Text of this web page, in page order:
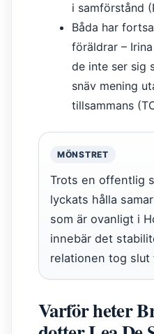
i samförstånd
Båda har
föräldrar –
de inte ser sig
snäv mening
tillsammans
MÖNSTRET
Trots en offentlig
lyckats hålla
som är ovanligt i
innebär det
relationen tog
Varför heter